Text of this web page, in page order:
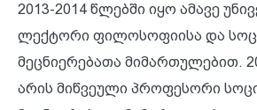
2013-2014 წლებში იყო ამავე
ლექტორი ფილოსოფიისა და
მეცნიერებათა მიმართულებით.
არის მიწვეული პროფესორი